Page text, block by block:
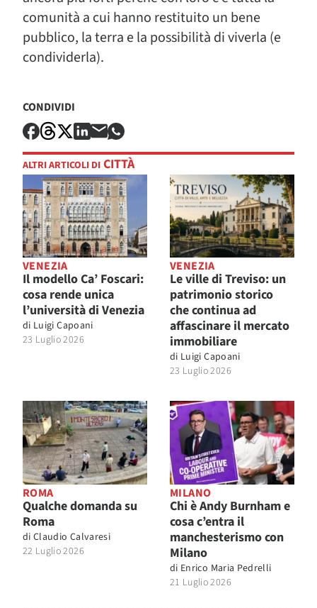
comunità a cui hanno restituito un bene
pubblico, la terra e la possibilità di viverla (e
condividerla).
CONDIVIDI
ALTRI ARTICOLI DI CITTÀ
VENEZIA
Il modello Ca’ Foscari:
cosa rende unica
l’università di Venezia
di Luigi Capoani
23 Luglio 2026
VENEZIA
Le ville di Treviso: un
patrimonio storico
che continua ad
affascinare il mercato
immobiliare
di Luigi Capoani
23 Luglio 2026
ROMA
Qualche domanda su
Roma
di Claudio Calvaresi
22 Luglio 2026
MILANO
Chi è Andy Burnham e
cosa c’entra il
manchesterismo con
Milano
di Enrico Maria Pedrelli
21 Luglio 2026